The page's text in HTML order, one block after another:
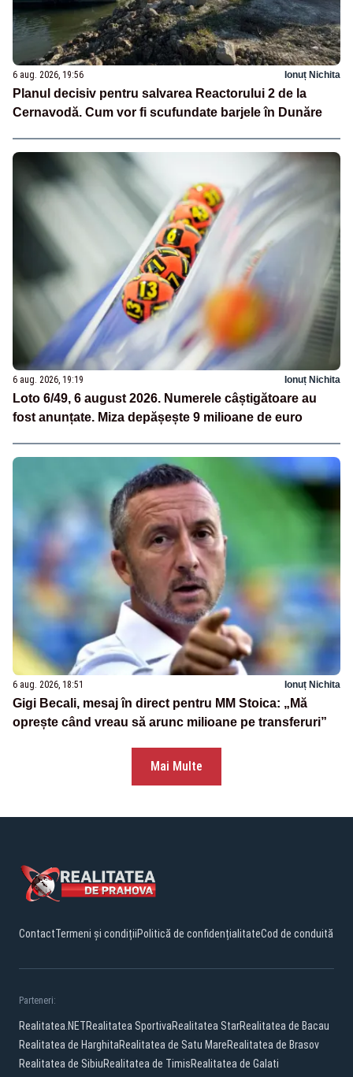
6 aug. 2026, 19:56 Ionuț Nichita
Planul decisiv pentru salvarea Reactorului 2 de la
Cernavodă. Cum vor fi scufundate barjele în Dunăre
6 aug. 2026, 19:19 Ionuț Nichita
Loto 6/49, 6 august 2026. Numerele câștigătoare au
fost anunțate. Miza depășește 9 milioane de euro
6 aug. 2026, 18:51 Ionuț Nichita
Gigi Becali, mesaj în direct pentru MM Stoica: „Mă
oprește când vreau să arunc milioane pe transferuri”
Mai Multe
ContactTermeni și condițiiPolitică de confidențialitateCod de conduită
Parteneri:
Realitatea.NETRealitatea SportivaRealitatea StarRealitatea de Bacau
Realitatea de HarghitaRealitatea de Satu MareRealitatea de Brasov
Realitatea de SibiuRealitatea de TimisRealitatea de Galati